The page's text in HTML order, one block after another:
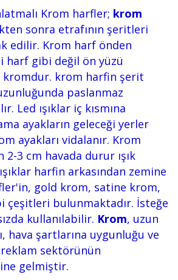
Krom harfler; krom
sonra etrafının şeritleri
edilir. Krom harf önden
harf gibi değil ön yüzü
kromdur. krom harfin şerit
paslanmaz
Led ışıklar iç kısmına
ayakların geleceği yerler
ayakları vidalanır. Krom
3 cm havada durur ışık
harfin arkasından zemine
gold krom, satine krom,
çeşitleri bulunmaktadır. İsteğe
kullanılabilir. Krom, uzun
hava şartlarına uygunluğu ve
sektörünün
gelmiştir.